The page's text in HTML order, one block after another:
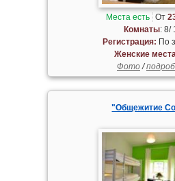
Места есть От
Комнаты: 8/
Регистрация: По
Женские
Фото/
"Общежитие